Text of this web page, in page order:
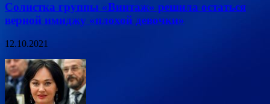
Солистка группы «Винтаж» решила остаться
верной имиджу «плохой девочки»
12.10.2021